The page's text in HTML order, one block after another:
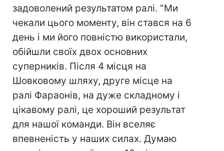
задоволений результатом ралі. "Ми
чекали цього моменту, він стався на 6
день і ми його повністю використали,
обійшли своїх двох основних
суперників. Після 4 місця на
Шовковому шляху, друге місце на
ралі Фараонів, на дуже складному і
цікавому ралі, це хороший результат
для нашої команди. Він вселяє
впевненість у наших силах. Думаю